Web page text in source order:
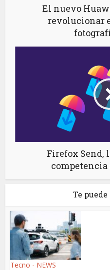
El nuevo
revolucionar
Firefox Send,
competencia
Te
Tecno - NEWS